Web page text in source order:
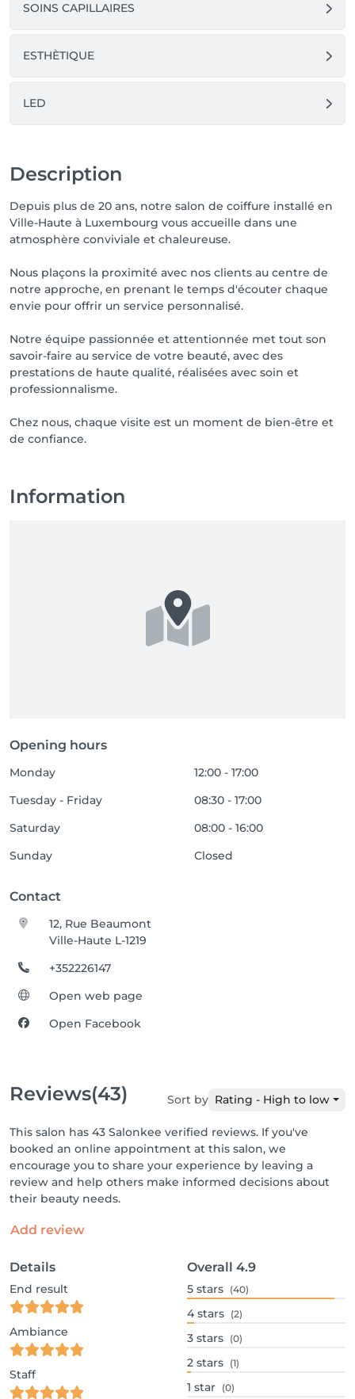
SOINS CAPILLAIRES
ESTHÈTIQUE
LED
Description
Depuis plus de 20 ans, notre salon de coiffure installé en
Ville-Haute à Luxembourg vous accueille dans une
atmosphère conviviale et chaleureuse.
Nous plaçons la proximité avec nos clients au centre de
notre approche, en prenant le temps d'écouter chaque
envie pour offrir un service personnalisé.
Notre équipe passionnée et attentionnée met tout son
savoir-faire au service de votre beauté, avec des
prestations de haute qualité, réalisées avec soin et
professionnalisme.
Chez nous, chaque visite est un moment de bien-être et
de confiance.
Information
Opening hours
Monday
12:00 - 17:00
Tuesday - Friday
08:30 - 17:00
Saturday
08:00 - 16:00
Sunday
Closed
Contact
12, Rue Beaumont
Ville-Haute L-1219
+352226147
Open web page
Open Facebook
Reviews(43) Sort by Rating - High to low
This salon has 43 Salonkee verified reviews. If you've
booked an online appointment at this salon, we
encourage you to share your experience by leaving a
review and help others make informed decisions about
their beauty needs.
Add review
Details
End result
Ambiance
Staff
Overall 4.9
5 stars (40)
4 stars (2)
3 stars (0)
2 stars (1)
1 star (0)